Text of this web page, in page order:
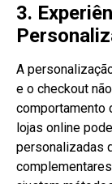
3.
A
e o checkout
comportamento
lojas online
personalizadas